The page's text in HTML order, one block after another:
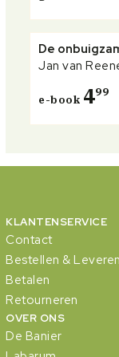
De
Jan van
e-book 499
KLANTENSERVICE
Contact
Bestellen & Leveren
Betalen
Retourneren
OVER ONS
De Banier